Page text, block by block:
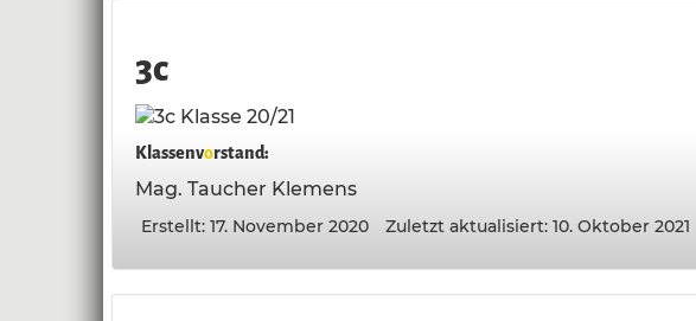
3c
Klassenvorstand:
Mag. Taucher Klemens
Erstellt: 17. November 2020 Zuletzt aktualisiert: 10. Oktober 2021